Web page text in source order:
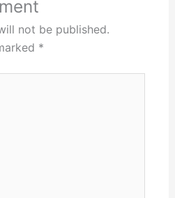
not be published.
*